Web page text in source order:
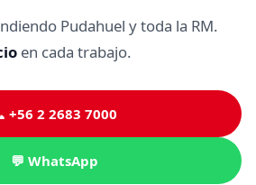
Pudahuel y toda la RM.
en cada trabajo.
+56 2 2683 7000
💬 WhatsApp